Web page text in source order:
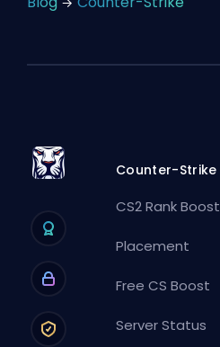
Counter-Strike
CS2 Rank Boost
Placement
Free CS Boost
Server Status